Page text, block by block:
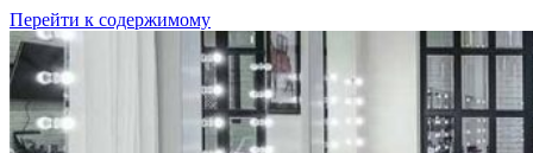
Перейти к содержимому